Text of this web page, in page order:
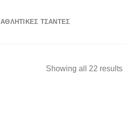
ΑΘΛΗΤΙΚΈΣ ΤΣΆΝΤΕΣ
Showing all 22 results